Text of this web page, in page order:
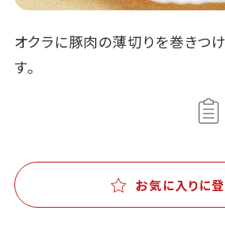
オクラに豚肉の薄切りを巻きつ
す。
お気に入りに